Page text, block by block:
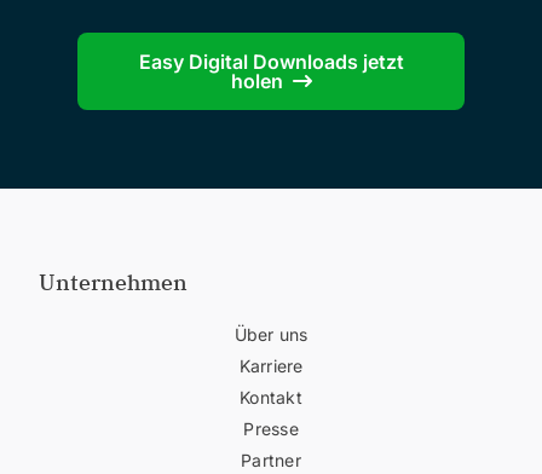
Easy Digital Downloads jetzt
holen
Unternehmen
Über uns
Karriere
Kontakt
Presse
Partner